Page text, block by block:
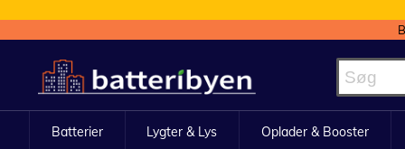
to
Content
Batterier Lygter & Lys Oplader & Booster